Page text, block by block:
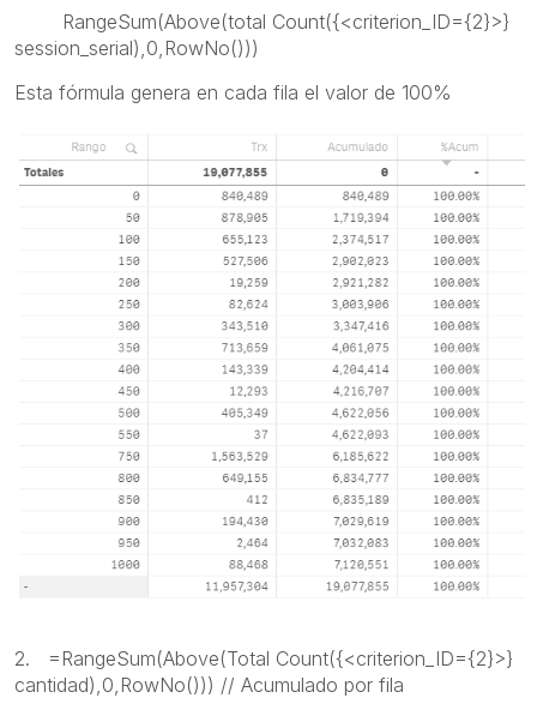
RangeSum(Above(total Count({<criterion_ID={2}>}
session_serial),0,RowNo()))
Esta fórmula genera en cada fila el valor de 100%
2. =RangeSum(Above(Total Count({<criterion_ID={2}>}
cantidad),0,RowNo())) // Acumulado por fila